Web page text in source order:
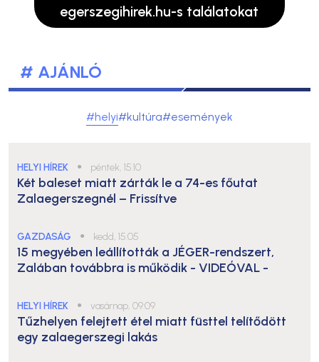
egerszegihirek.hu-s találatokat
# AJÁNLÓ
#helyi#kultúra#események
HELYI HÍREK ● péntek, 15:10
Két baleset miatt zárták le a 74-es főutat
Zalaegerszegnél – Frissítve
GAZDASÁG ● kedd, 15:05
15 megyében leállították a JÉGER-rendszert,
Zalában továbbra is működik - VIDEÓVAL -
HELYI HÍREK ● vasárnap, 09:09
Tűzhelyen felejtett étel miatt füsttel telítődött
egy zalaegerszegi lakás